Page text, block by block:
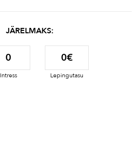
JÄRELMAKS:
0
Intress
0€
Lepingutasu